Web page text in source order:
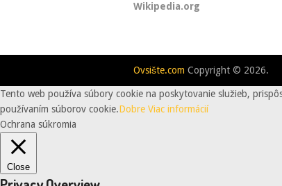
Wikipedia.org
Ovsište.com Copyright © 2026.
Tento web používa súbory cookie na poskytovanie služieb,
používaním súborov cookie.Dobre Viac informácií
Ochrana súkromia
Close